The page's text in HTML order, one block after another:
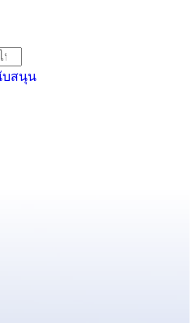
บสนุน